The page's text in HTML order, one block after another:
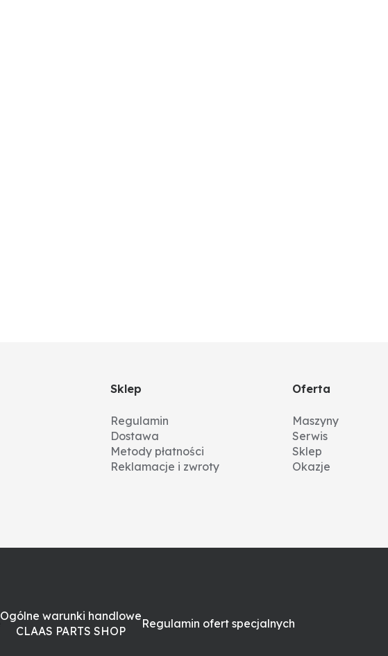
Sklep
Regulamin
Dostawa
Metody płatności
Reklamacje i zwroty
Oferta
Maszyny
Serwis
Sklep
Okazje
Ogólne warunki handlowe
CLAAS PARTS SHOP
Regulamin ofert specjalnych